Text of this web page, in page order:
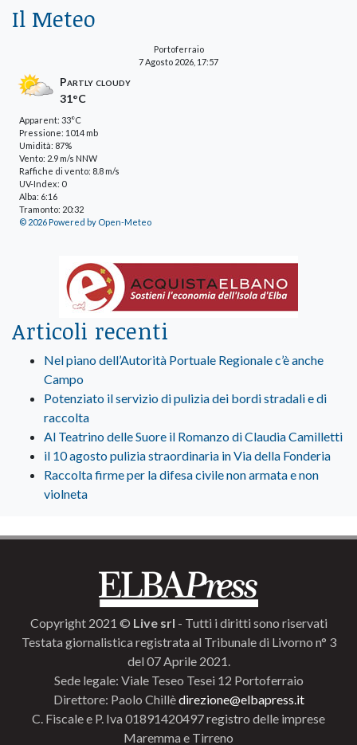
Il Meteo
Portoferraio
7 Agosto 2026, 17:57
Partly cloudy
31°C
Apparent: 33°C
Pressione: 1014 mb
Umidità: 87%
Vento: 2.9 m/s NNW
Raffiche di vento: 8.8 m/s
UV-Index: 0
Alba: 6:16
Tramonto: 20:32
© 2026 Powered by Open-Meteo
Articoli recenti
Nel piano dell’Autorità Portuale Regionale c’è anche
Campo
Potenziato il servizio di pulizia dei bordi stradali e di
raccolta
Al Teatrino delle Suore il Romanzo di Claudia Camilletti
il 10 agosto pulizia straordinaria in Via della Fonderia
Raccolta firme per la difesa civile non armata e non
violneta
Copyright 2021 © Live srl - Tutti i diritti sono riservati
Testata giornalistica registrata al Tribunale di Livorno n° 3
del 07 Aprile 2021.
Sede legale: Viale Teseo Tesei 12 Portoferraio
Direttore: Paolo Chillèdirezione@elbapress.it
C. Fiscale e P. Iva 01891420497 registro delle imprese
Maremma e Tirreno